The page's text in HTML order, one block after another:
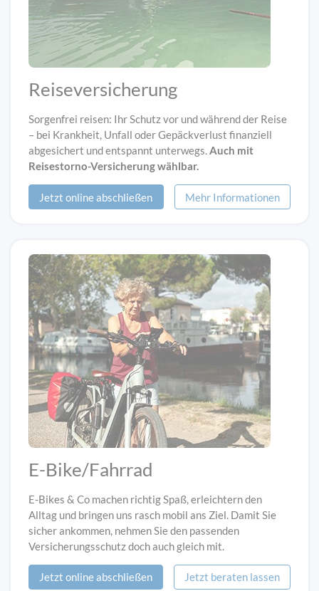
Reiseversicherung
Sorgenfrei reisen: Ihr Schutz vor und während der Reise
– bei Krankheit, Unfall oder Gepäckverlust finanziell
abgesichert und entspannt unterwegs.Auch mit
Reisestorno-Versicherung wählbar.
Jetzt online abschließen Mehr Informationen
E-Bike/Fahrrad
E-Bikes & Co machen richtig Spaß, erleichtern den
Alltag und bringen uns rasch mobil ans Ziel. Damit Sie
sicher ankommen, nehmen Sie den passenden
Versicherungsschutz doch auch gleich mit.
Jetzt online abschließen Jetzt beraten lassen